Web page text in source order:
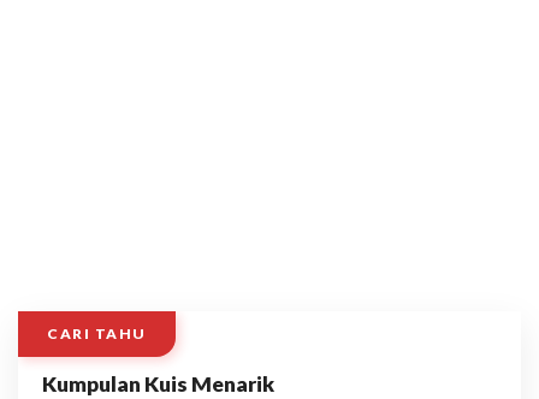
CARI TAHU
Kumpulan Kuis Menarik